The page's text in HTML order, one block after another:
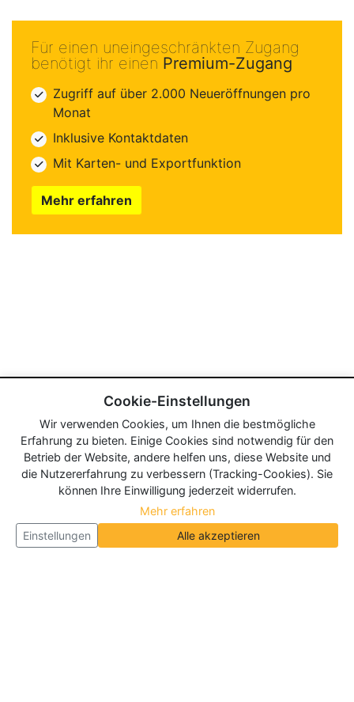
Für einen uneingeschränkten Zugang
benötigt ihr einen Premium-Zugang
Zugriff auf über 2.000 Neueröffnungen pro
Monat
Inklusive Kontaktdaten
Mit Karten- und Exportfunktion
Mehr erfahren
Cookie-Einstellungen
Wir verwenden Cookies, um Ihnen die bestmögliche
Erfahrung zu bieten. Einige Cookies sind notwendig für den
Betrieb der Website, andere helfen uns, diese Website und
die Nutzererfahrung zu verbessern (Tracking-Cookies). Sie
können Ihre Einwilligung jederzeit widerrufen.
Mehr erfahren
Einstellungen
Alle akzeptieren